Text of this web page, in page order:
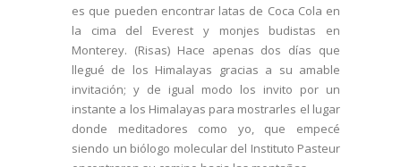
es que pueden encontrar latas de Coca Cola en
la cima del Everest y monjes budistas en
Monterey. (Risas) Hace apenas dos días que
llegué de los Himalayas gracias a su amable
invitación; y de igual modo los invito por un
instante a los Himalayas para mostrarles el lugar
donde meditadores como yo, que empecé
siendo un biólogo molecular del Instituto Pasteur